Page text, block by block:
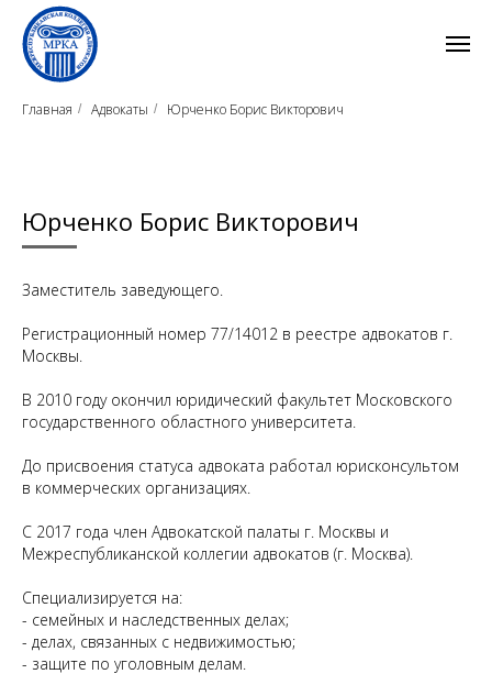
Главная / Адвокаты / Юрченко Борис Викторович
Юрченко Борис Викторович
Заместитель заведующего.
Регистрационный номер 77/14012 в реестре адвокатов г.
Москвы.
В 2010 году окончил юридический факультет Московского
государственного областного университета.
До присвоения статуса адвоката работал юрисконсультом
в коммерческих организациях.
С 2017 года член Адвокатской палаты г. Москвы и
Межреспубликанской коллегии адвокатов (г. Москва).
Специализируется на:
- семейных и наследственных делах;
- делах, связанных с недвижимостью;
- защите по уголовным делам.